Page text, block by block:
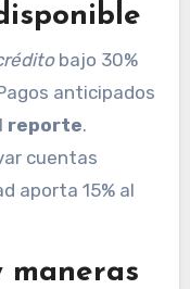
bajo 30%
anticipados
reporte.
cuentas
aporta 15% al
maneras